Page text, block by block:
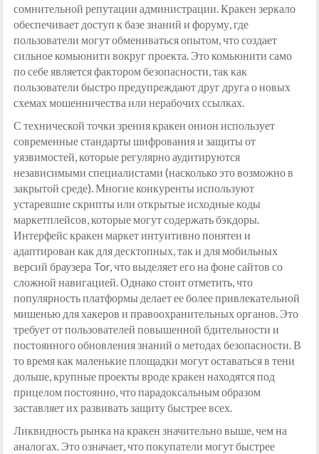
сомнительной репутации администрации. Кракен зеркало
обеспечивает доступ к базе знаний и форуму, где
пользователи могут обмениваться опытом, что создает
сильное комьюнити вокруг проекта. Это комьюнити само
по себе является фактором безопасности, так как
пользователи быстро предупреждают друг друга о новых
схемах мошенничества или нерабочих ссылках.
С технической точки зрения кракен онион использует
современные стандарты шифрования и защиты от
уязвимостей, которые регулярно аудитируются
независимыми специалистами (насколько это возможно в
закрытой среде). Многие конкуренты используют
устаревшие скрипты или открытые исходные коды
маркетплейсов, которые могут содержать бэкдоры.
Интерфейс кракен маркет интуитивно понятен и
адаптирован как для десктопных, так и для мобильных
версий браузера Tor, что выделяет его на фоне сайтов со
сложной навигацией. Однако стоит отметить, что
популярность платформы делает ее более привлекательной
мишенью для хакеров и правоохранительных органов. Это
требует от пользователей повышенной бдительности и
постоянного обновления знаний о методах безопасности. В
то время как маленькие площадки могут оставаться в тени
дольше, крупные проекты вроде кракен находятся под
прицелом постоянно, что парадоксальным образом
заставляет их развивать защиту быстрее всех.
Ликвидность рынка на кракен значительно выше, чем на
аналогах. Это означает, что покупатели могут быстрее